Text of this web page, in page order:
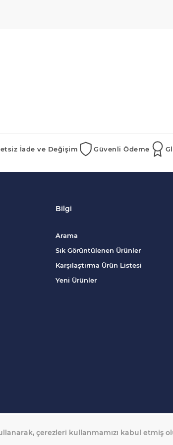
İade ve Değişim Güvenli Ödeme
Bilgi
Arama
Sık Görüntülenen Ürünler
Karşılaştırma Ürün Listesi
Yeni Ürünler
çerezleri kullanmamızı kabul etmiş